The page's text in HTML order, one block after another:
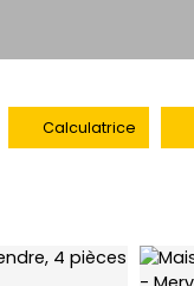
Calculatrice